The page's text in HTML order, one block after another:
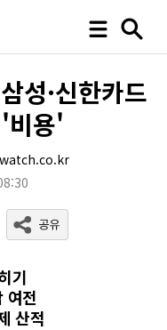
성·신한카드
비용'
기
여전
산적